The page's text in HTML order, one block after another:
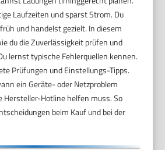
Laufzeiten und sparst Strom. Du
und handelst gezielt. In diesem
du die Zuverlässigkeit prüfen und
lernst typische Fehlerquellen kennen.
Prüfungen und Einstellungs-Tipps.
ein Geräte- oder Netzproblem
Hersteller-Hotline helfen muss. So
beim Kauf und bei der